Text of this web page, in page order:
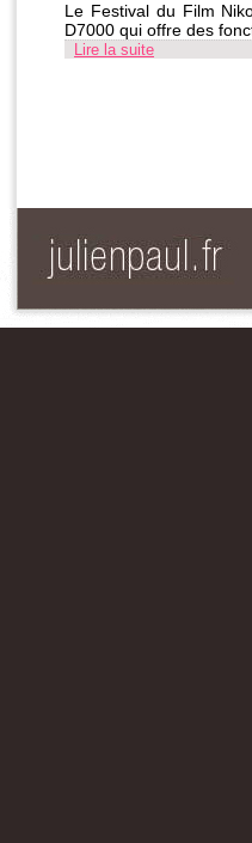
Le Festival du Film
D7000 qui offre des
Lire la suite